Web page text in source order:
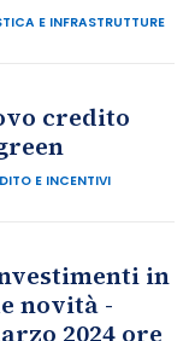
E INFRASTRUTTURE
credito
E INCENTIVI
in
novità -
2024 ore